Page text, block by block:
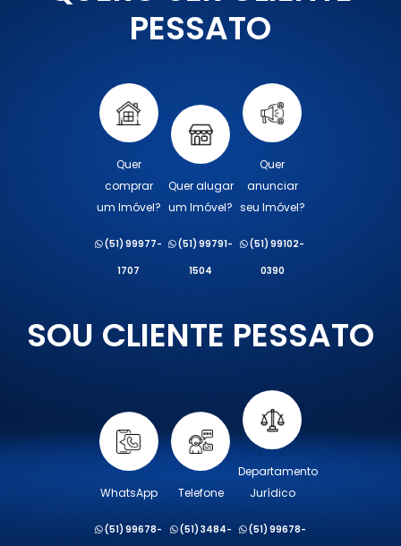
PESSATO
Quer
comprar
um Imóvel?
(51) 99977-
1707
Quer alugar
um Imóvel?
(51) 99791-
1504
Quer
anunciar
seu Imóvel?
(51) 99102-
0390
SOU CLIENTE PESSATO
WhatsApp
(51) 99678-
Telefone
(51) 3484-
Departamento
Jurídico
(51) 99678-